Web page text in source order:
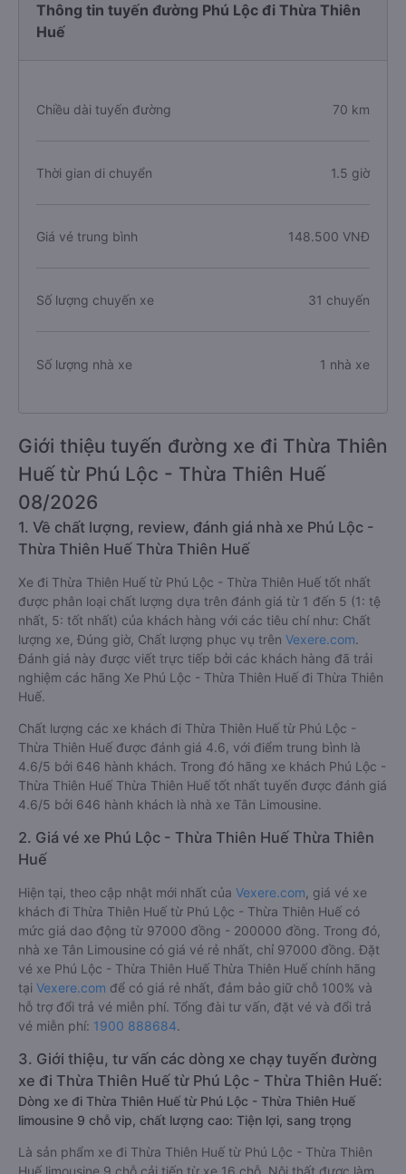
Thông tin tuyến đường Phú Lộc đi Thừa Thiên
Huế
Chiều dài tuyến đường 70 km
Thời gian di chuyển 1.5 giờ
Giá vé trung bình 148.500 VNĐ
Số lượng chuyến xe 31 chuyến
Số lượng nhà xe 1 nhà xe
Giới thiệu tuyến đường xe đi Thừa Thiên
Huế từ Phú Lộc - Thừa Thiên Huế
08/2026
1. Về chất lượng, review, đánh giá nhà xe Phú Lộc -
Thừa Thiên Huế Thừa Thiên Huế
Xe đi Thừa Thiên Huế từ Phú Lộc - Thừa Thiên Huế tốt nhất
được phân loại chất lượng dựa trên đánh giá từ 1 đến 5 (1: tệ
nhất, 5: tốt nhất) của khách hàng với các tiêu chí như: Chất
lượng xe, Đúng giờ, Chất lượng phục vụ trên Vexere.com.
Đánh giá này được viết trực tiếp bởi các khách hàng đã trải
nghiệm các hãng Xe Phú Lộc - Thừa Thiên Huế đi Thừa Thiên
Huế.
Chất lượng các xe khách đi Thừa Thiên Huế từ Phú Lộc -
Thừa Thiên Huế được đánh giá 4.6, với điểm trung bình là
4.6/5 bởi 646 hành khách. Trong đó hãng xe khách Phú Lộc -
Thừa Thiên Huế Thừa Thiên Huế tốt nhất tuyến được đánh giá
4.6/5 bởi 646 hành khách là nhà xe Tân Limousine.
2. Giá vé xe Phú Lộc - Thừa Thiên Huế Thừa Thiên
Huế
Hiện tại, theo cập nhật mới nhất của Vexere.com , giá vé xe
khách đi Thừa Thiên Huế từ Phú Lộc - Thừa Thiên Huế có
mức giá dao động từ 97000 đồng - 200000 đồng. Trong đó,
nhà xe Tân Limousine có giá vé rẻ nhất, chỉ 97000 đồng. Đặt
vé xe Phú Lộc - Thừa Thiên Huế Thừa Thiên Huế chính hãng
tại Vexere.com để có giá rẻ nhất, đảm bảo giữ chỗ 100% và
hỗ trợ đổi trả vé miễn phí. Tổng đài tư vấn, đặt vé và đổi trả
vé miễn phí: 1900 888684.
3. Giới thiệu, tư vấn các dòng xe chạy tuyến đường
xe đi Thừa Thiên Huế từ Phú Lộc - Thừa Thiên Huế:
Dòng xe đi Thừa Thiên Huế từ Phú Lộc - Thừa Thiên Huế
limousine 9 chỗ vip, chất lượng cao: Tiện lợi, sang trọng
Là sản phẩm xe đi Thừa Thiên Huế từ Phú Lộc - Thừa Thiên
Huế limousine 9 chỗ cải tiến từ xe 16 chỗ. Nội thất được làm